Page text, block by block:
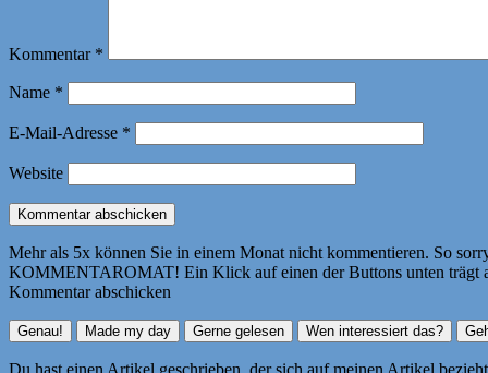
Kommentar *
Name *
E-Mail-Adresse *
Website
Mehr als 5x können Sie in einem Monat nicht kommentieren. So
KOMMENTAROMAT! Ein Klick auf einen der Buttons unten trägt
Kommentar abschicken
Du hast einen Artikel geschrieben, der sich auf meinen Artikel